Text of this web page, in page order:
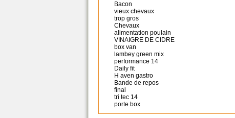
Bacon
vieux chevaux
trop gros
Chevaux
alimentation poulain
VINAIGRE DE CIDRE
box van
lambey green mix
performance 14
Daily fit
H aven gastro
Bande de repos
final
tri tec 14
porte box